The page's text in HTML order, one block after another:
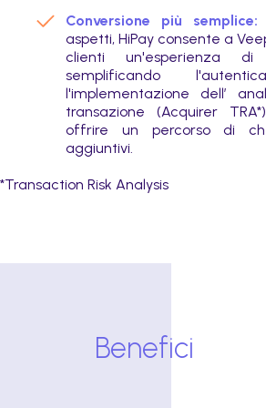
Conversione più semplice:
aspetti, HiPay consente a
clienti un'esperienza di
semplificando
l'implementazione dell’
transazione (Acquirer
offrire un percorso di
aggiuntivi.
*Transaction Risk Analysis
Benefici